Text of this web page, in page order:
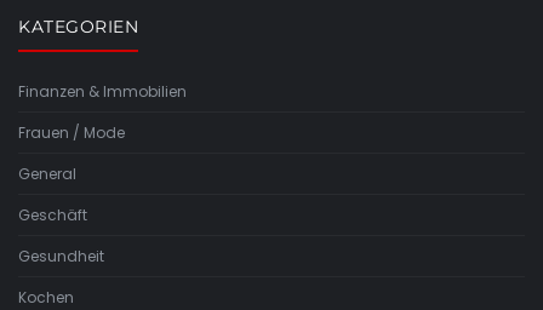
KATEGORIEN
Finanzen & Immobilien
Frauen / Mode
General
Geschäft
Gesundheit
Kochen